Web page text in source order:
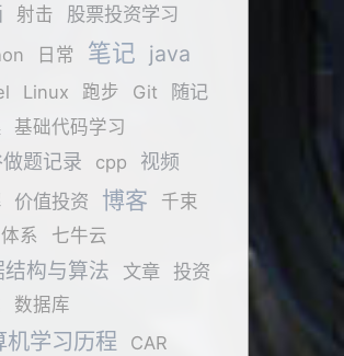
射击 股票投资学习
日常 笔记 java
Linux 跑步 Git
随记
基础代码学习
题记录 cpp
视频
价值投资 博客
千束
系
七牛云
结构与算法 文章 投资
数据库
机学习历程 CAR